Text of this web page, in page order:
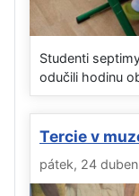
Studenti
odučili hodinu
Tercie v
pátek, 24